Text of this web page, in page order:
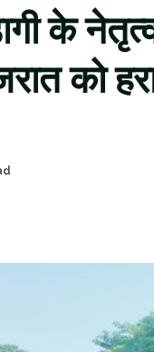
के
को